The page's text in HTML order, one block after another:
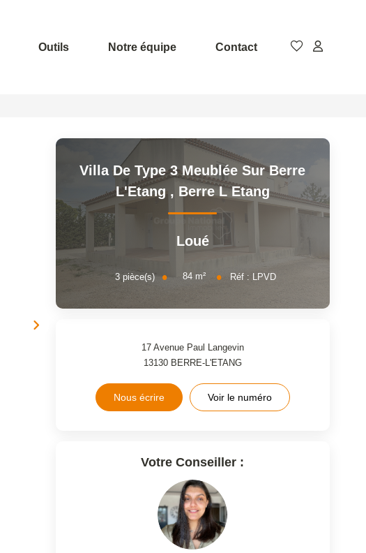
Outils Notre équipe Contact
Villa De Type 3 Meublée Sur Berre
L'Etang, Berre L Etang
Loué
3 pièce(s) 84 m² Réf : LPVD
17 Avenue Paul Langevin
13130 BERRE-L'ETANG
Nous écrire Voir le numéro
Votre Conseiller :